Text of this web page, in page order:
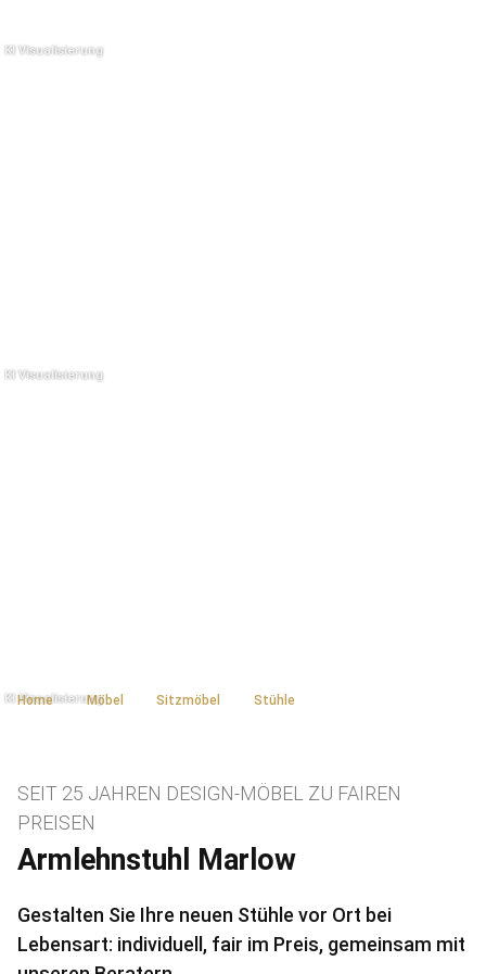
Home Möbel Sitzmöbel Stühle
Armlehnstuhl Marlow
SEIT 25 JAHREN DESIGN-MÖBEL ZU FAIREN
PREISEN
Gestalten Sie Ihre neuen Stühle vor Ort bei
Lebensart: individuell, fair im Preis, gemeinsam mit